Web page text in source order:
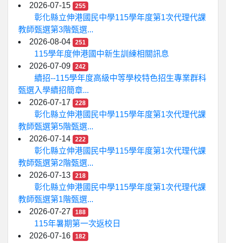
2026-07-15
255
彰化縣立伸港國民中學115學年度第1次代理代課
教師甄選第3階甄選...
2026-08-04
251
115學年度伸港國中新生訓練相關訊息
2026-07-09
242
續招--115學年度高級中等學校特色招生專業群科
甄選入學續招簡章...
2026-07-17
228
彰化縣立伸港國民中學115學年度第1次代理代課
教師甄選第5階甄選...
2026-07-14
222
彰化縣立伸港國民中學115學年度第1次代理代課
教師甄選第2階甄選...
2026-07-13
218
彰化縣立伸港國民中學115學年度第1次代理代課
教師甄選第1階甄選...
2026-07-27
188
115年暑期第一次返校日
2026-07-16
182